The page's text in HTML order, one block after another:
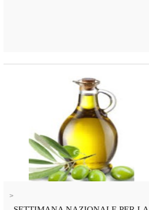
>